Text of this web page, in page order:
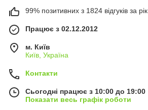
99% позитивних з 1824 відгуків за рік
Працює з 02.12.2012
м. Київ
Київ, Україна
Контакти
Сьогодні працює з 10:00 до 19:00
Показати весь графік роботи